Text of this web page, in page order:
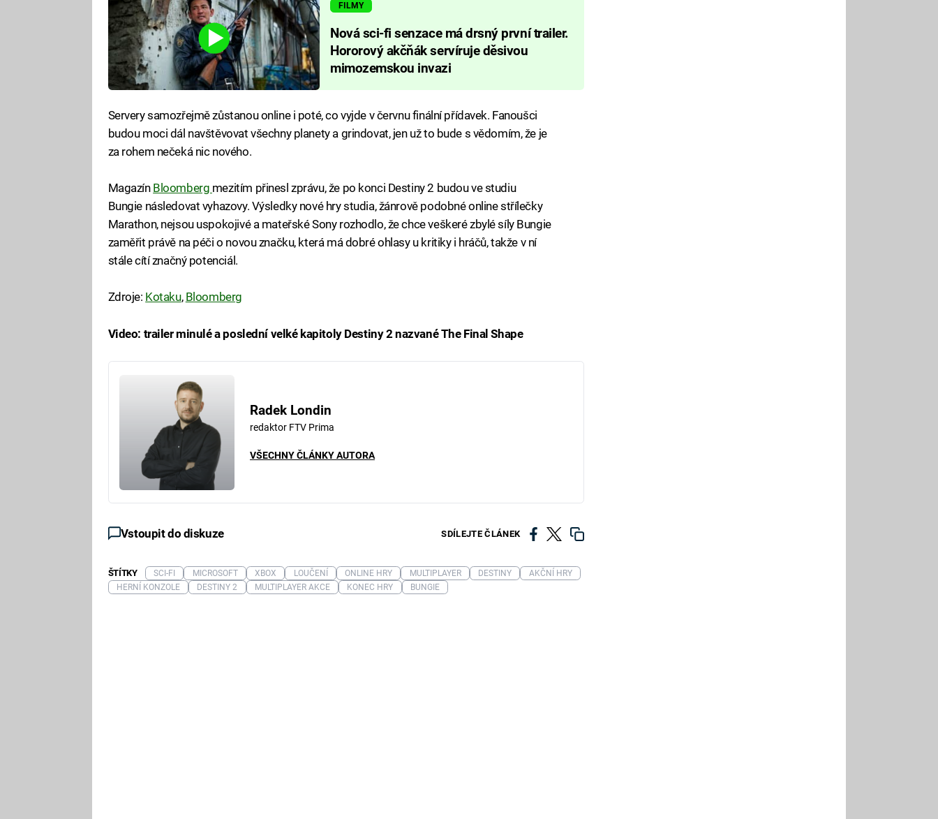
FILMY
Nová sci-fi senzace má drsný první trailer.
Hororový akčňák servíruje děsivou
mimozemskou invazi
Servery samozřejmě zůstanou online i poté, co vyjde v červnu finální přídavek. Fanoušci
budou moci dál navštěvovat všechny planety a grindovat, jen už to bude s vědomím, že je
za rohem nečeká nic nového.
Magazín Bloomberg mezitím přinesl zprávu, že po konci Destiny 2 budou ve studiu
Bungie následovat vyhazovy. Výsledky nové hry studia, žánrově podobné online střílečky
Marathon, nejsou uspokojivé a mateřské Sony rozhodlo, že chce veškeré zbylé síly Bungie
zaměřit právě na péči o novou značku, která má dobré ohlasy u kritiky i hráčů, takže v ní
stále cítí značný potenciál.
Zdroje: Kotaku, Bloomberg
Video: trailer minulé a poslední velké kapitoly Destiny 2 nazvané The Final Shape
Radek Londin
redaktor FTV Prima
VŠECHNY ČLÁNKY AUTORA
Vstoupit do diskuze SDÍLEJTE ČLÁNEK
ŠTÍTKY SCI-FI MICROSOFT XBOX LOUČENÍ ONLINE HRY MULTIPLAYER DESTINY
AKČNÍ HRY
HERNÍ KONZOLE
DESTINY 2 MULTIPLAYER AKCE KONEC HRY BUNGIE